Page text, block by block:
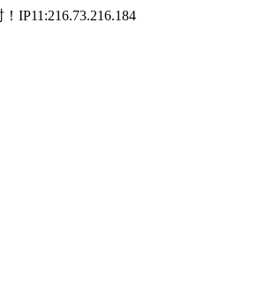
IP11:216.73.216.184